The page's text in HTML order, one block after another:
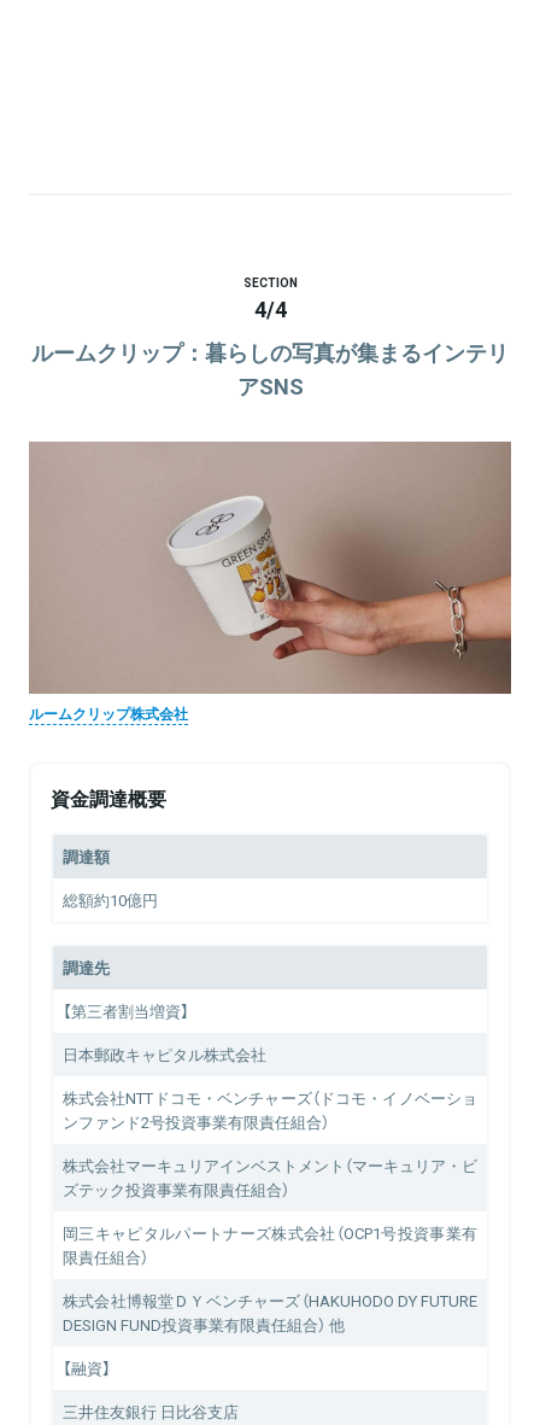
SECTION
4/4
ルームクリップ：暮らしの写真が集まるインテリ
アSNS
ルームクリップ株式会社
資金調達概要
調達額
総額約10億円
調達先
【第三者割当増資】
日本郵政キャピタル株式会社
株式会社NTTドコモ・ベンチャーズ（ドコモ・イノベーショ
ンファンド2号投資事業有限責任組合）
株式会社マーキュリアインベストメント（マーキュリア・ビ
ズテック投資事業有限責任組合）
岡三キャピタルパートナーズ株式会社（OCP1号投資事業有
限責任組合）
株式会社博報堂ＤＹベンチャーズ（HAKUHODO DY FUTURE
DESIGN FUND投資事業有限責任組合） 他
【融資】
三井住友銀行 日比谷支店